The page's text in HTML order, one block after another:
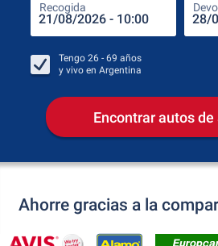
Recogida
Tengo 26 - 69 años
y vivo en Argentina
Encontrar autos
Ahorre gracias a la